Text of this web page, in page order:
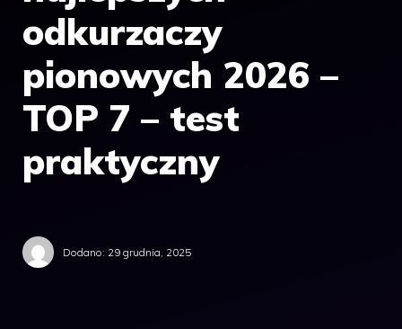
odkurzaczy
pionowych 2026 –
TOP 7 – test
praktyczny
Dodano: 29 grudnia, 2025